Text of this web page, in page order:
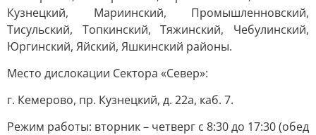
Кузнецкий, Мариинский, Промышленновский,
Тисульский, Топкинский, Тяжинский, Чебулинский,
Юргинский, Яйский, Яшкинский районы.
Место дислокации Сектора «Север»:
г. Кемерово, пр. Кузнецкий, д. 22а, каб. 7.
Режим работы: вторник – четверг с 8:30 до 17:30 (обед